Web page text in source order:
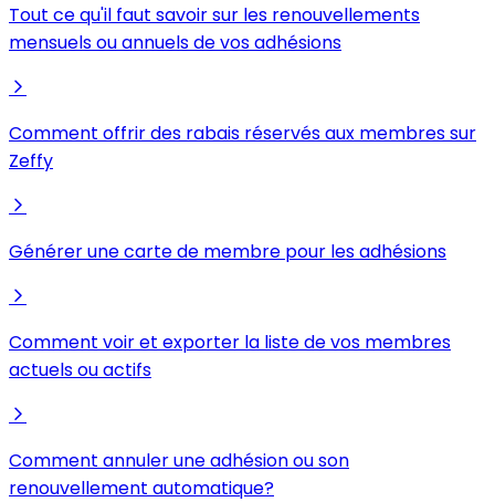
Tout ce qu'il faut savoir sur les renouvellements
mensuels ou annuels de vos adhésions
Comment offrir des rabais réservés aux membres sur
Zeffy
Générer une carte de membre pour les adhésions
Comment voir et exporter la liste de vos membres
actuels ou actifs
Comment annuler une adhésion ou son
renouvellement automatique?